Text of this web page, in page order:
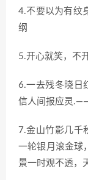
4.不要以为有纹
纲
5.开心就笑，不
6.一去残冬晓日
信人间报应灵
7.金山竹影几千
一轮银月滚金球
景一时观不透，